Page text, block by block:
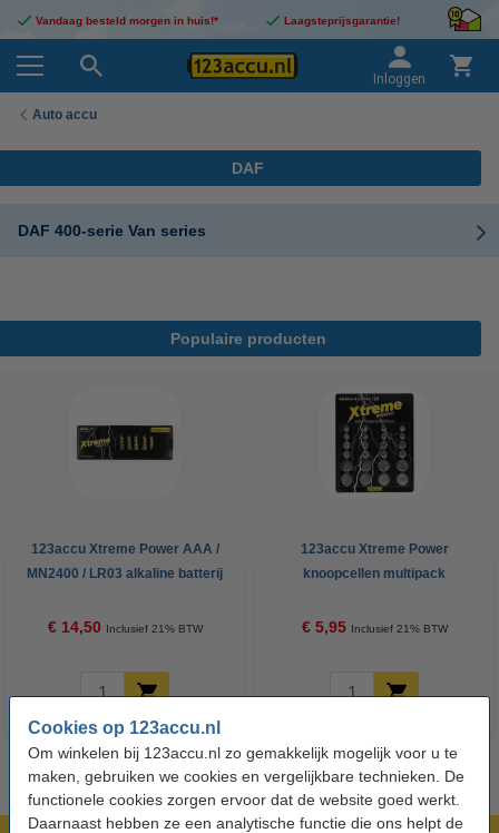
Cookies op 123accu.nl
Om winkelen bij 123accu.nl zo gemakkelijk mogelijk voor u te
maken, gebruiken we cookies en vergelijkbare technieken. De
functionele cookies zorgen ervoor dat de website goed werkt.
Daarnaast hebben ze een analytische functie die ons helpt de
Vandaag besteld morgen in huis!* Laagsteprijsgarantie!
Inloggen
Auto accu
DAF
DAF 400-serie Van series
Populaire producten
123accu Xtreme Power AAA /
MN2400 / LR03 alkaline batterij
€ 14,50 Inclusief 21% BTW
123accu Xtreme Power
knoopcellen multipack
€ 5,95 Inclusief 21% BTW